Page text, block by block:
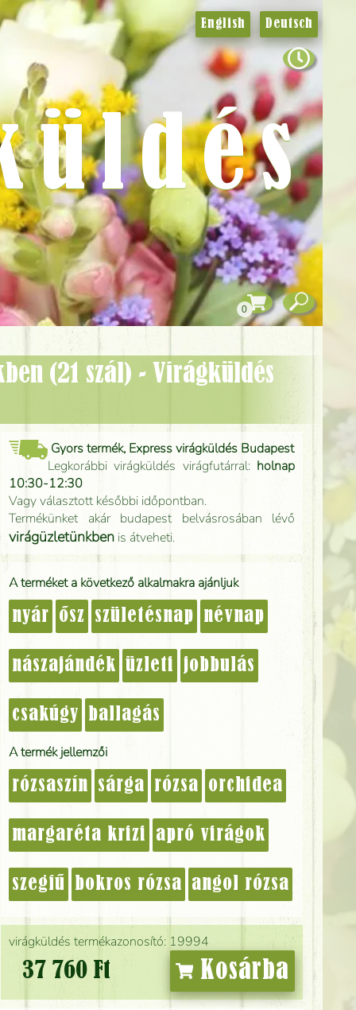
virágküldés termékazonosító: 19994
37 760 Ft Kosárba
Gyors termék, Express virágküldés Budapest
Legkorábbi virágküldés virágfutárral: holnap
10:30-12:30
Vagy választott későbbi időpontban.
Termékünket akár budapest belvásrosában lévő
virágüzletünkben is átveheti.
A terméket a következő alkalmakra ajánljuk
nyár ősz születésnap névnap
nászajándék üzleti jobbulás
csakúgy ballagás
A termék jellemzői
rózsaszín sárga rózsa orchidea
margaréta krizi apró virágok
szegfű bokros rózsa angol rózsa
English Deutsch
0